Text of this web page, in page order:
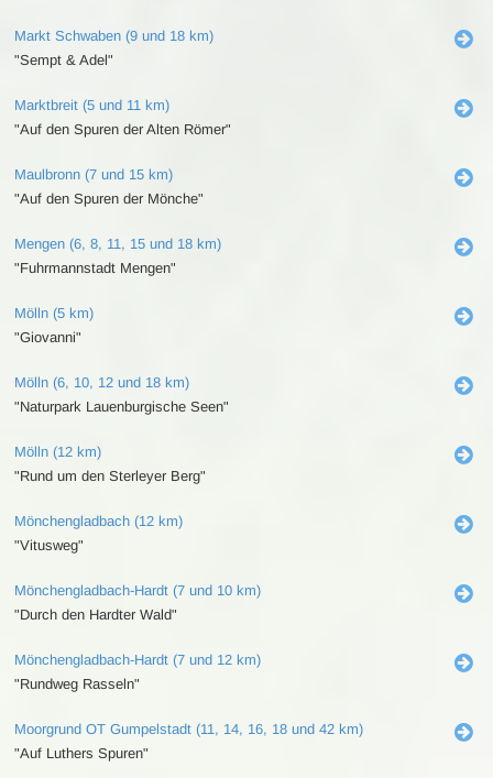
Markt Schwaben (9 und 18 km)
"Sempt & Adel"
Marktbreit (5 und 11 km)
"Auf den Spuren der Alten Römer"
Maulbronn (7 und 15 km)
"Auf den Spuren der Mönche"
Mengen (6, 8, 11, 15 und 18 km)
"Fuhrmannstadt Mengen"
Mölln (5 km)
"Giovanni"
Mölln (6, 10, 12 und 18 km)
"Naturpark Lauenburgische Seen"
Mölln (12 km)
"Rund um den Sterleyer Berg"
Mönchengladbach (12 km)
"Vitusweg"
Mönchengladbach-Hardt (7 und 10 km)
"Durch den Hardter Wald"
Mönchengladbach-Hardt (7 und 12 km)
"Rundweg Rasseln"
Moorgrund OT Gumpelstadt (11, 14, 16, 18 und 42 km)
"Auf Luthers Spuren"